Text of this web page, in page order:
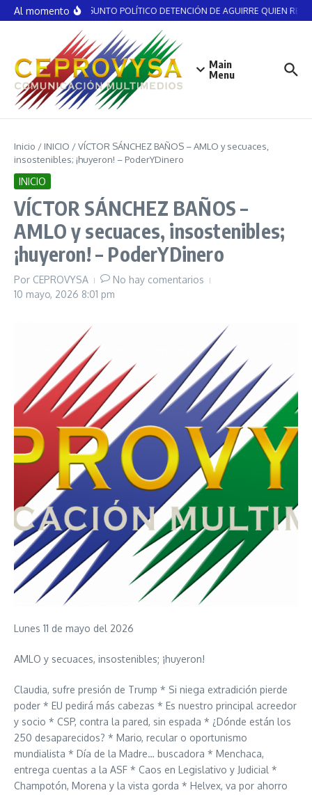
Saltar al contenido
Al momentoNO ES ASUNTO POLÍTICO DETENCIÓN DE AGUIRRE QUIEN
Main
Menu
Inicio / INICIO /VÍCTOR SÁNCHEZ BAÑOS – AMLO y secuaces,
insostenibles; ¡huyeron! – PoderYDinero
INICIO
VÍCTOR SÁNCHEZ BAÑOS –
AMLO y secuaces, insostenibles;
¡huyeron! – PoderYDinero
Por CEPROVYSA
No hay comentarios
10 mayo, 2026 8:01 pm
Lunes 11 de mayo del 2026
AMLO y secuaces, insostenibles; ¡huyeron!
Claudia, sufre presión de Trump * Si niega extradición pierde
poder * EU pedirá más cabezas * Es nuestro principal acreedor
y socio * CSP, contra la pared, sin espada * ¿Dónde están los
250 desaparecidos? * Mario, recular o oportunismo
mundialista * Día de la Madre… buscadora * Menchaca,
entrega cuentas a la ASF * Caos en Legislativo y Judicial *
Champotón, Morena y la vista gorda * Helvex, va por ahorro